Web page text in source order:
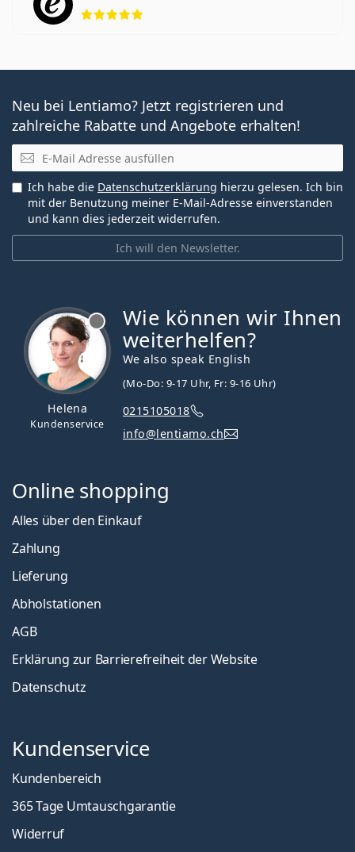
Bewertung 5 aus 5
Neu bei Lentiamo? Jetzt registrieren und
zahlreiche Rabatte und Angebote erhalten!
E-Mail
Ich will den Newsletter.
Ich habe die Datenschutzerklärung hierzu gelesen. Ich bin
mit der Benutzung meiner E-Mail-Adresse einverstanden
und kann dies jederzeit widerrufen.
Helena
Kundenservice
Wie können wir Ihnen
weiterhelfen?
We also speak English
(Mo-Do: 9-17 Uhr, Fr: 9-16 Uhr)
0215105018
info@lentiamo.ch
Online shopping
Alles über den Einkauf
Zahlung
Lieferung
Abholstationen
AGB
Erklärung zur Barrierefreiheit der Website
Datenschutz
Kundenservice
Kundenbereich
365 Tage Umtauschgarantie
Widerruf